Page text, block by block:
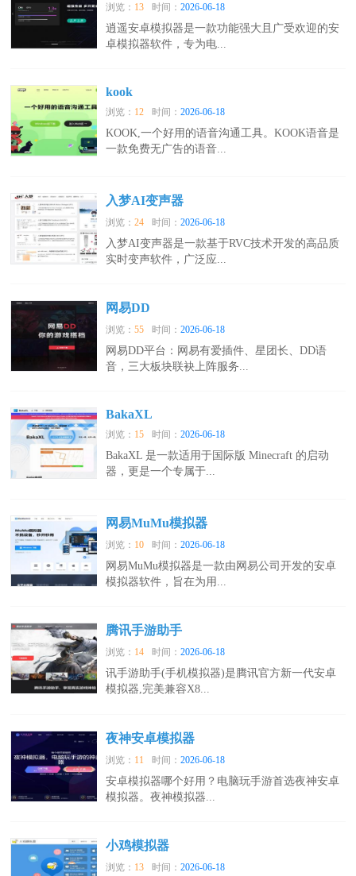
浏览： 13 时间：2026-06-18
逍遥安卓模拟器是一款功能强大且广受欢迎的安
卓模拟器软件，专为电...
kook
浏览： 12 时间：2026-06-18
KOOK,一个好用的语音沟通工具。KOOK语音是
一款免费无广告的语音...
入梦AI变声器
浏览：24 时间：2026-06-18
入梦AI变声器是一款基于RVC技术开发的高品质
实时变声软件，广泛应...
网易DD
浏览：55 时间：2026-06-18
网易DD平台：网易有爱插件、星团长、DD语
音，三大板块联袂上阵服务...
BakaXL
浏览： 15 时间：2026-06-18
BakaXL 是一款适用于国际版 Minecraft 的启动
器，更是一个专属于...
网易MuMu模拟器
浏览： 10 时间：2026-06-18
网易MuMu模拟器是一款由网易公司开发的安卓
模拟器软件，旨在为用...
腾讯手游助手
浏览： 14 时间：2026-06-18
讯手游助手(手机模拟器)是腾讯官方新一代安卓
模拟器,完美兼容X8...
夜神安卓模拟器
浏览： 11 时间：2026-06-18
安卓模拟器哪个好用？电脑玩手游首选夜神安卓
模拟器。夜神模拟器...
小鸡模拟器
浏览： 13 时间：2026-06-18